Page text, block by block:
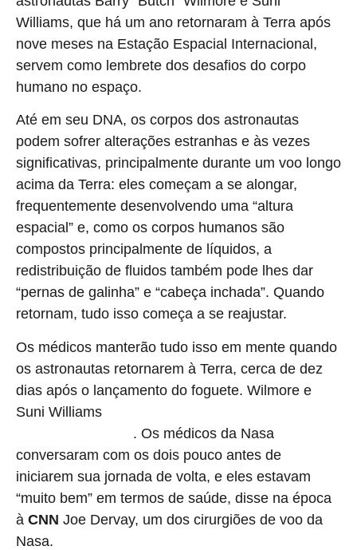
Williams, que há um ano retornaram à Terra após
nove meses na Estação Espacial Internacional,
servem como lembrete dos desafios do corpo
humano no espaço.
Até em seu DNA, os corpos dos astronautas
podem sofrer alterações estranhas e às vezes
significativas, principalmente durante um voo longo
acima da Terra: eles começam a se alongar,
frequentemente desenvolvendo uma “altura
espacial” e, como os corpos humanos são
compostos principalmente de líquidos, a
redistribuição de fluidos também pode lhes dar
“pernas de galinha” e “cabeça inchada”. Quando
retornam, tudo isso começa a se reajustar.
Os médicos manterão tudo isso em mente quando
os astronautas retornarem à Terra, cerca de dez
dias após o lançamento do foguete. Wilmore e
Suni Williams
. Os médicos da Nasa
conversaram com os dois pouco antes de
iniciarem sua jornada de volta, e eles estavam
“muito bem” em termos de saúde, disse na época
à CNN Joe Dervay, um dos cirurgiões de voo da
Nasa.